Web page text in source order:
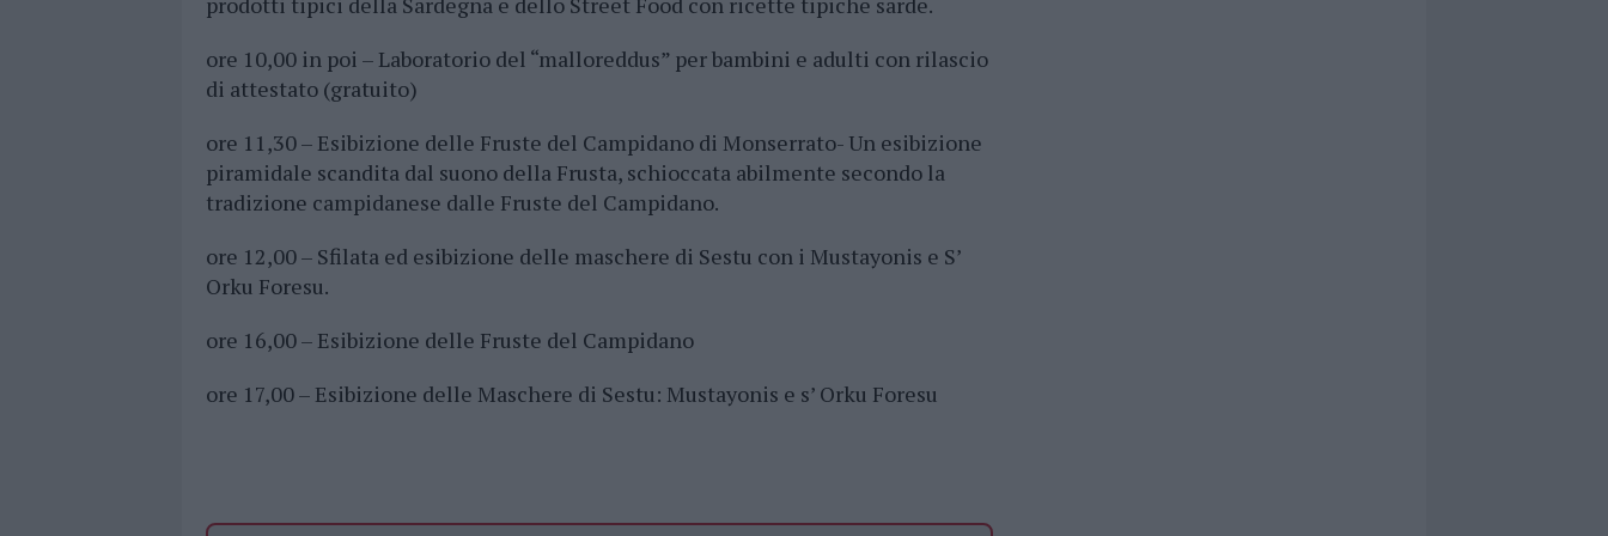
ore 10,00 in poi – Laboratorio del “malloreddus” per bambini e adulti con rilascio
di attestato (gratuito)
ore 11,30 – Esibizione delle Fruste del Campidano di Monserrato- Un esibizione
piramidale scandita dal suono della Frusta, schioccata abilmente secondo la
tradizione campidanese dalle Fruste del Campidano.
ore 12,00 – Sfilata ed esibizione delle maschere di Sestu con i Mustayonis e S’
Orku Foresu.
ore 16,00 – Esibizione delle Fruste del Campidano
ore 17,00 – Esibizione delle Maschere di Sestu: Mustayonis e s’ Orku Foresu